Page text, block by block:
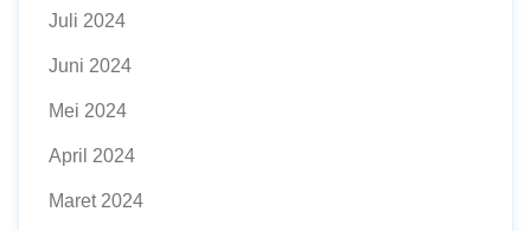
Juli 2024
Juni 2024
Mei 2024
April 2024
Maret 2024